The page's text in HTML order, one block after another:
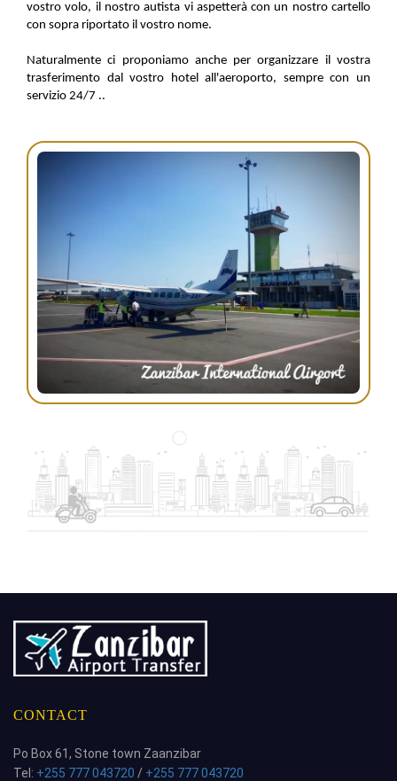
vostro volo, il nostro autista vi aspetterà con un nostro cartello
con sopra riportato il vostro nome.
Naturalmente ci proponiamo anche per organizzare il vostra
trasferimento dal vostro hotel all'aeroporto, sempre con un
servizio 24/7 ..
CONTACT
Po Box 61, Stone town Zaanzibar
Tel: +255 777 043720 / +255 777 043720